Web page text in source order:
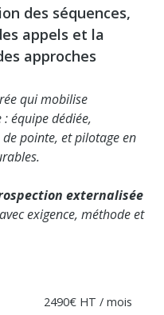
des séquences,
appels et la
approches
qui mobilise
équipe dédiée,
pointe, et pilotage en
externalisée
exigence, méthode et
2490€ HT / mois